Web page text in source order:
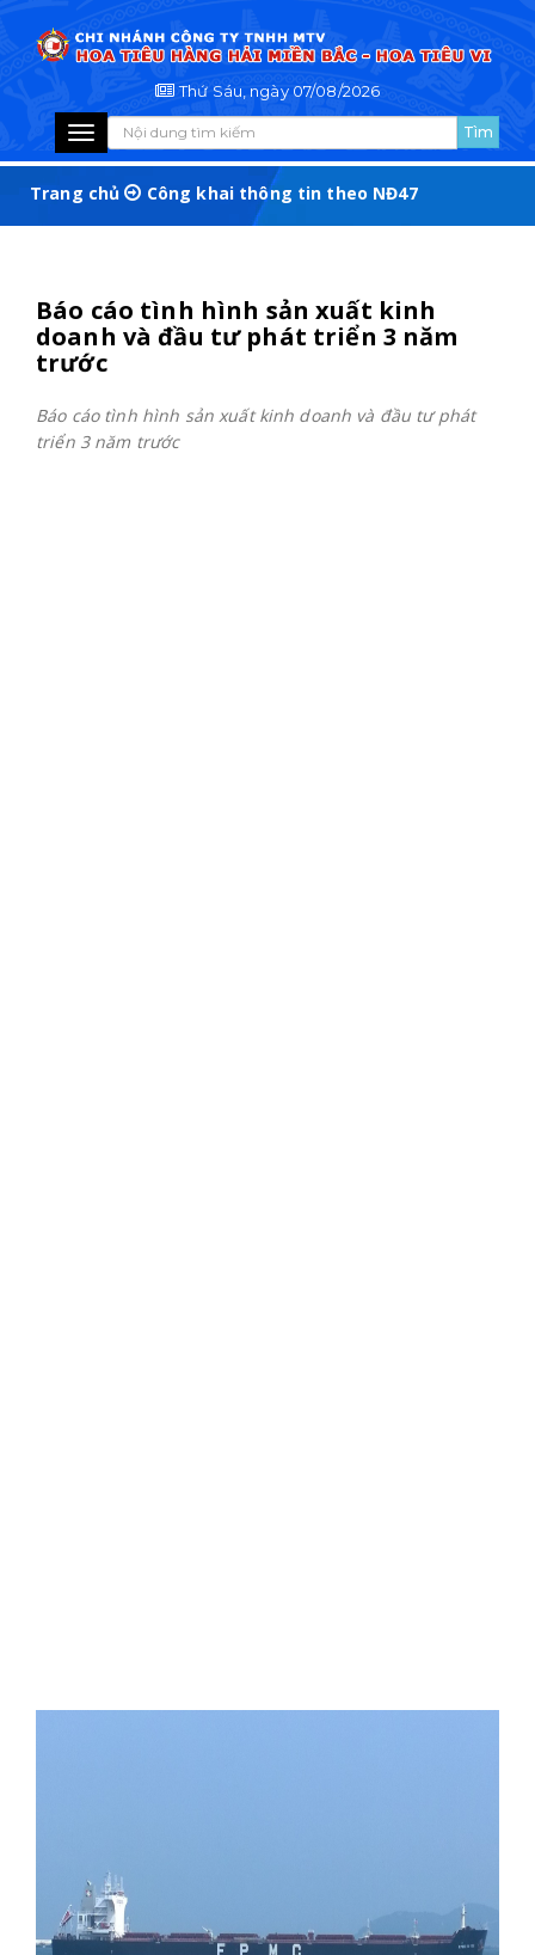
Thứ Sáu, ngày 07/08/2026
Toggle
navigation
Trang chủ Công khai thông tin theo NĐ47
Báo cáo tình hình sản xuất kinh
doanh và đầu tư phát triển 3 năm
trước
Báo cáo tình hình sản xuất kinh doanh và đầu tư phát
triển 3 năm trước